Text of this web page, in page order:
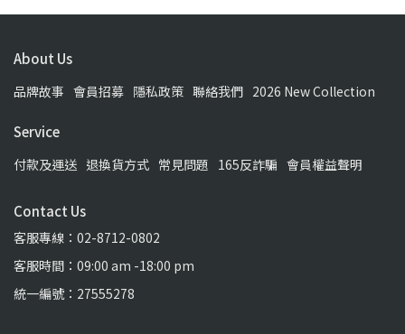
About Us
品牌故事 會員招募 隱私政策 聯絡我們 2026 New Collection
Service
付款及運送 退換貨方式 常見問題 165反詐騙 會員權益聲明
Contact Us
客服專線：02-8712-0802
客服時間：09:00 am -18:00 pm
統一編號：27555278